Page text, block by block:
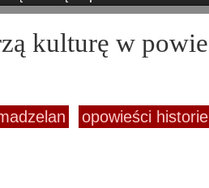
kulturę w
opowieści